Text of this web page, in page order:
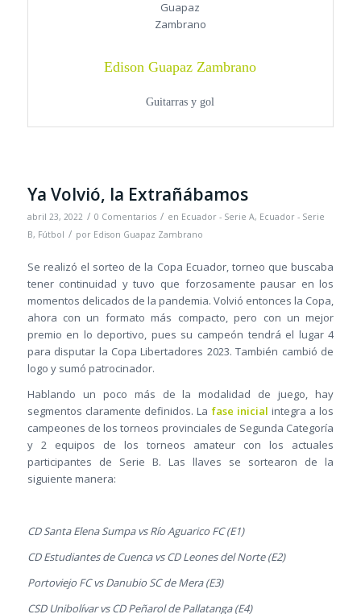
Edison Guapaz Zambrano
Guitarras y gol
Ya Volvió, la Extrañábamos
abril 23, 2022 / 0 Comentarios / en Ecuador - Serie A, Ecuador - Serie
B, Fútbol / por Edison Guapaz Zambrano
Se realizó el sorteo de la Copa Ecuador, torneo que buscaba
tener continuidad y tuvo que forzosamente pausar en los
momentos delicados de la pandemia. Volvió entonces la Copa,
ahora con un formato más compacto, pero con un mejor
premio en lo deportivo, pues su campeón tendrá el lugar 4
para disputar la Copa Libertadores 2023. También cambió de
logo y sumó patrocinador.
Hablando un poco más de la modalidad de juego, hay
segmentos claramente definidos. La fase inicial integra a los
campeones de los torneos provinciales de Segunda Categoría
y 2 equipos de los torneos amateur con los actuales
participantes de Serie B. Las llaves se sortearon de la
siguiente manera:
CD Santa Elena Sumpa vs Río Aguarico FC (E1)
CD Estudiantes de Cuenca vs CD Leones del Norte (E2)
Portoviejo FC vs Danubio SC de Mera (E3)
CSD Unibolívar vs CD Peñarol de Pallatanga (E4)